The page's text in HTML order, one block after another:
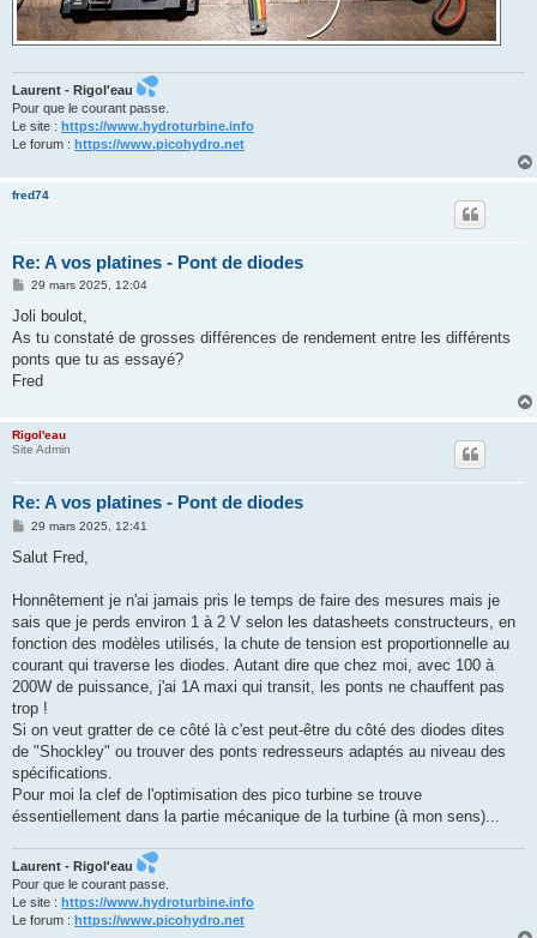
Laurent - Rigol'eau
Pour que le courant passe.
Le site : https://www.hydroturbine.info
Le forum : https://www.picohydro.net
fred74
Re: A vos platines - Pont de diodes
M
s
a
g
29 mars 2025, 12:04
Joli boulot,
As tu constaté de grosses différences de rendement entre les différents
ponts que tu as essayé?
Fred
Rigol'eau
Site Admin
Re: A vos platines - Pont de diodes
M
s
g
29 mars 2025, 12:41
Salut Fred,
Honnêtement je n'ai jamais pris le temps de faire des mesures mais je
sais que je perds environ 1 à 2 V selon les datasheets constructeurs, en
fonction des modèles utilisés, la chute de tension est proportionnelle au
courant qui traverse les diodes. Autant dire que chez moi, avec 100 à
200W de puissance, j'ai 1A maxi qui transit, les ponts ne chauffent pas
trop !
Si on veut gratter de ce côté là c'est peut-être du côté des diodes dites
de "Shockley" ou trouver des ponts redresseurs adaptés au niveau des
spécifications.
Pour moi la clef de l'optimisation des pico turbine se trouve
éssentiellement dans la partie mécanique de la turbine (à mon sens)...
Laurent - Rigol'eau
Pour que le courant passe.
Le site : https://www.hydroturbine.info
Le forum : https://www.picohydro.net